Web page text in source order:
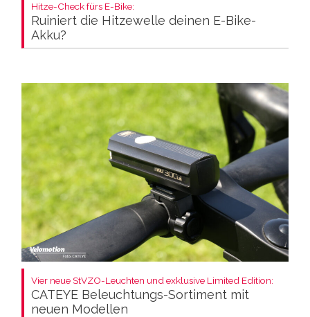
Hitze-Check fürs E-Bike:
Ruiniert die Hitzewelle deinen E-Bike-
Akku?
Vier neue StVZO-Leuchten und exklusive Limited Edition:
CATEYE Beleuchtungs-Sortiment mit
neuen Modellen